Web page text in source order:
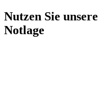
Nutzen Sie
Notlage